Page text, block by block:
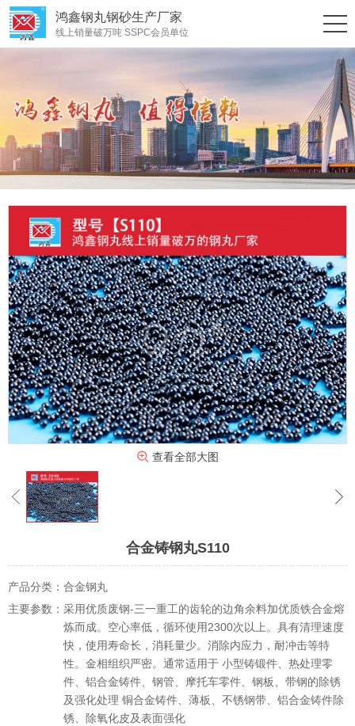
鸿鑫钢丸钢砂生产厂家
线上销量破万吨 SSPC会员单位
查看全部大图
合金铸钢丸S110
产品分类： 合金钢丸
主要参数： 采用优质废钢-三一重工的齿轮的边角余料加优质铁合金熔
炼而成。空心率低，循环使用2300次以上。具有清理速度
快，使用寿命长，消耗量少。消除内应力，耐冲击等特
性。金相组织严密。通常适用于 小型铸锻件、热处理零
件、铝合金铸件、钢管、摩托车零件、钢板、带钢的除锈
及强化处理 铜合金铸件、薄板、不锈钢带、铝合金铸件除
锈、除氧化皮及表面强化